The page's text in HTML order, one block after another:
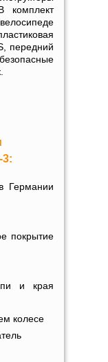
комплект
передний
3:
Германии
покрытие
и края
колесе